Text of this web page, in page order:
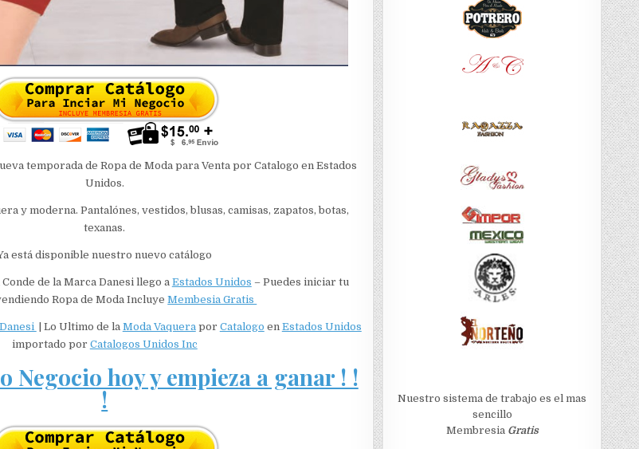
temporada de Ropa de Moda para Venta por Catalogo en Estados
Unidos.
y moderna. Pantalónes, vestidos, blusas, camisas, zapatos, botas,
texanas.
está disponible nuestro nuevo catálogo
de la Marca Danesi llego a Estados Unidos – Puedes iniciar tu
Ropa de Moda IncluyeMembesia Gratis
Danesi | Lo Ultimo de la Moda Vaquera por Catalogo en Estados Unidos
importado por Catalogos Unidos Inc
Negocio hoy y empieza a ganar ! !
!
Nuestro sistema de trabajo es el mas
sencillo
Membresia Gratis